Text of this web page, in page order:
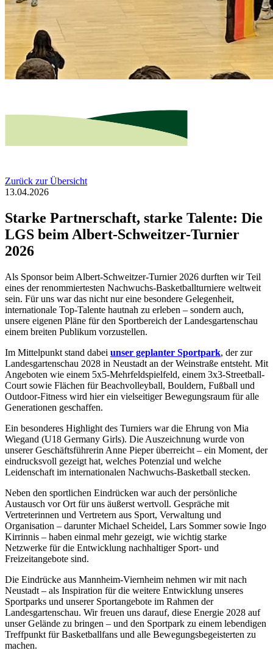
Zurück zur Übersicht
13.04.2026
Starke Partnerschaft, starke Talente: Die
LGS beim Albert-Schweitzer-Turnier
2026
Als Sponsor beim Albert-Schweitzer-Turnier 2026 durften wir Teil
eines der renommiertesten Nachwuchs-Basketballturniere weltweit
sein. Für uns war das nicht nur eine besondere Gelegenheit,
internationale Top-Talente hautnah zu erleben – sondern auch,
unsere eigenen Pläne für den Sportbereich der Landesgartenschau
einem breiten Publikum vorzustellen.
Im Mittelpunkt stand dabei unser geplanter Sportpark, der zur
Landesgartenschau 2028 in Neustadt an der Weinstraße entsteht. Mit
Angeboten wie einem 5x5-Mehrfeldspielfeld, einem 3x3-Streetball-
Court sowie Flächen für Beachvolleyball, Bouldern, Fußball und
Outdoor-Fitness wird hier ein vielseitiger Bewegungsraum für alle
Generationen geschaffen.
Ein besonderes Highlight des Turniers war die Ehrung von Mia
Wiegand (U18 Germany Girls). Die Auszeichnung wurde von
unserer Geschäftsführerin Anne Pieper überreicht – ein Moment, der
eindrucksvoll gezeigt hat, welches Potenzial und welche
Leidenschaft im internationalen Nachwuchs-Basketball stecken.
Neben den sportlichen Eindrücken war auch der persönliche
Austausch vor Ort für uns äußerst wertvoll. Gespräche mit
Vertreterinnen und Vertretern aus Sport, Verwaltung und
Organisation – darunter Michael Scheidel, Lars Sommer sowie Ingo
Kirrinnis – haben einmal mehr gezeigt, wie wichtig starke
Netzwerke für die Entwicklung nachhaltiger Sport- und
Freizeitangebote sind.
Die Eindrücke aus Mannheim-Viernheim nehmen wir mit nach
Neustadt – als Inspiration für die weitere Entwicklung unseres
Sportparks und unserer Sportangebote im Rahmen der
Landesgartenschau. Wir freuen uns darauf, diese Energie 2028 auf
unser Gelände zu bringen – und den Sportpark zu einem lebendigen
Treffpunkt für Basketballfans und alle Bewegungsbegeisterten zu
machen.